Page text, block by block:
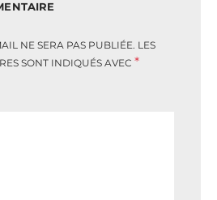
NE SERA PAS PUBLIÉE. LES
SONT INDIQUÉS AVEC *